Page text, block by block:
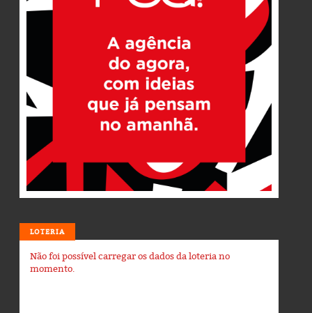
LOTERIA
Não foi possível carregar os dados da loteria no
momento.